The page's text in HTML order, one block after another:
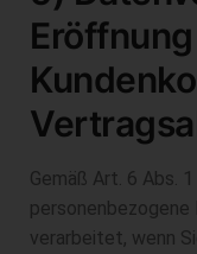
Gemäß Art. 6 Abs.
personenbezogene
verarbeitet, wenn